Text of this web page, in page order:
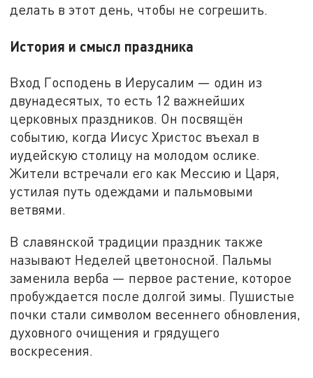
делать в этот день, чтобы не согрешить.
История и смысл праздника
Вход Господень в Иерусалим — один из
двунадесятых, то есть 12 важнейших
церковных праздников. Он посвящён
событию, когда Иисус Христос въехал в
иудейскую столицу на молодом ослике.
Жители встречали его как Мессию и Царя,
устилая путь одеждами и пальмовыми
ветвями.
В славянской традиции праздник также
называют Неделей цветоносной. Пальмы
заменила верба — первое растение, которое
пробуждается после долгой зимы. Пушистые
почки стали символом весеннего обновления,
духовного очищения и грядущего
воскресения.